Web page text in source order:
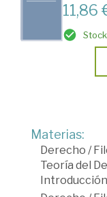
11,86
Materias:
Derecho /
Teoría del